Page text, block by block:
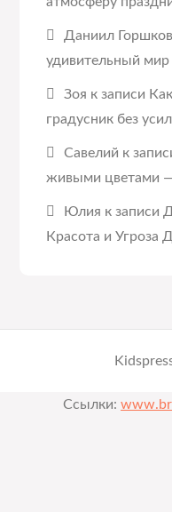
Даниил Горшков
удивительный мир
Зоя к записи
градусник без
Савелий к
живыми цветами
Юлия к записи
Красота и Угроза
Ссылки: